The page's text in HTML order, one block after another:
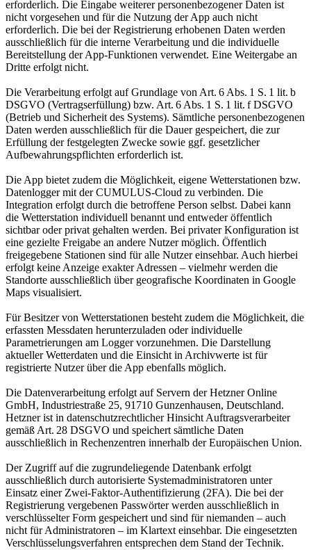
erforderlich. Die Eingabe weiterer personenbezogener Daten ist
nicht vorgesehen und für die Nutzung der App auch nicht
erforderlich. Die bei der Registrierung erhobenen Daten werden
ausschließlich für die interne Verarbeitung und die individuelle
Bereitstellung der App-Funktionen verwendet. Eine Weitergabe an
Dritte erfolgt nicht.
Die Verarbeitung erfolgt auf Grundlage von Art. 6 Abs. 1 S. 1 lit. b
DSGVO (Vertragserfüllung) bzw. Art. 6 Abs. 1 S. 1 lit. f DSGVO
(Betrieb und Sicherheit des Systems). Sämtliche personenbezogenen
Daten werden ausschließlich für die Dauer gespeichert, die zur
Erfüllung der festgelegten Zwecke sowie ggf. gesetzlicher
Aufbewahrungspflichten erforderlich ist.
Die App bietet zudem die Möglichkeit, eigene Wetterstationen bzw.
Datenlogger mit der CUMULUS-Cloud zu verbinden. Die
Integration erfolgt durch die betroffene Person selbst. Dabei kann
die Wetterstation individuell benannt und entweder öffentlich
sichtbar oder privat gehalten werden. Bei privater Konfiguration ist
eine gezielte Freigabe an andere Nutzer möglich. Öffentlich
freigegebene Stationen sind für alle Nutzer einsehbar. Auch hierbei
erfolgt keine Anzeige exakter Adressen – vielmehr werden die
Standorte ausschließlich über geografische Koordinaten in Google
Maps visualisiert.
Für Besitzer von Wetterstationen besteht zudem die Möglichkeit, die
erfassten Messdaten herunterzuladen oder individuelle
Parametrierungen am Logger vorzunehmen. Die Darstellung
aktueller Wetterdaten und die Einsicht in Archivwerte ist für
registrierte Nutzer über die App ebenfalls möglich.
Die Datenverarbeitung erfolgt auf Servern der Hetzner Online
GmbH, Industriestraße 25, 91710 Gunzenhausen, Deutschland.
Hetzner ist in datenschutzrechtlicher Hinsicht Auftragsverarbeiter
gemäß Art. 28 DSGVO und speichert sämtliche Daten
ausschließlich in Rechenzentren innerhalb der Europäischen Union.
Der Zugriff auf die zugrundeliegende Datenbank erfolgt
ausschließlich durch autorisierte Systemadministratoren unter
Einsatz einer Zwei-Faktor-Authentifizierung (2FA). Die bei der
Registrierung vergebenen Passwörter werden ausschließlich in
verschlüsselter Form gespeichert und sind für niemanden – auch
nicht für Administratoren – im Klartext einsehbar. Die eingesetzten
Verschlüsselungsverfahren entsprechen dem Stand der Technik.